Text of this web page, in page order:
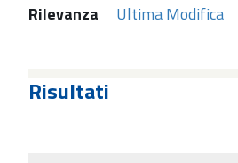
Rilevanza Ultima Modifica
Risultati